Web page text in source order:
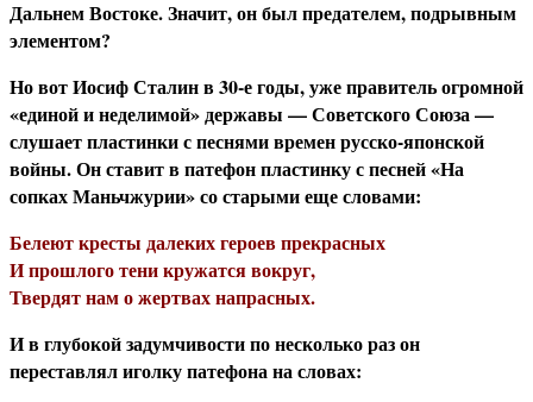
Дальнем Востоке. Значит, он был предателем, подрывным
элементом?
Но вот Иосиф Сталин в 30-е годы, уже правитель огромной
«единой и неделимой» державы — Советского Союза —
слушает пластинки с песнями времен русско-японской
войны. Он ставит в патефон пластинку с песней «На
сопках Маньчжурии» со старыми еще словами:
Белеют кресты далеких героев прекрасных
И прошлого тени кружатся вокруг,
Твердят нам о жертвах напрасных.
И в глубокой задумчивости по несколько раз он
переставлял иголку патефона на словах: